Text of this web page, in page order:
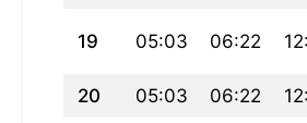
19 05:03 06:22
20 05:03 06:22